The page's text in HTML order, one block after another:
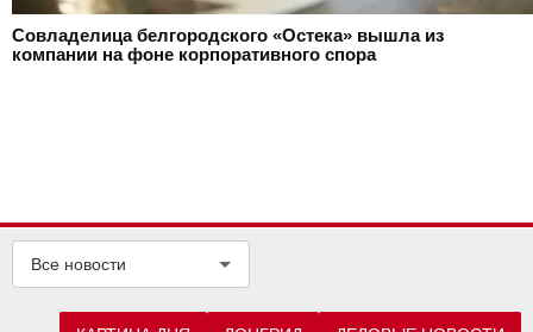
Совладелица белгородского «Остека» вышла из
компании на фоне корпоративного спора
Все новости